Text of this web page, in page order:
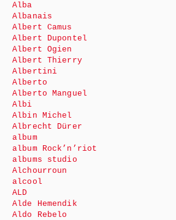
Alba
Albanais
Albert Camus
Albert Dupontel
Albert Ogien
Albert Thierry
Albertini
Alberto
Alberto Manguel
Albi
Albin Michel
Albrecht Dürer
album
album Rock’n’riot
albums studio
Alchourroun
alcool
ALD
Alde Hemendik
Aldo Rebelo